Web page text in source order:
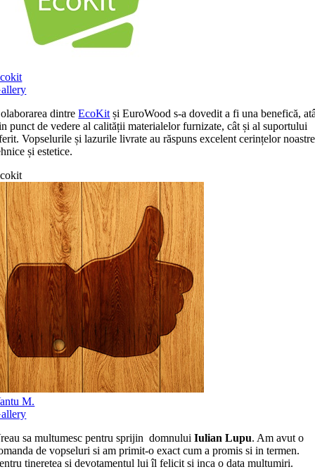
dintreEcoKit și EuroWood s-a dovedit a fi una benefică,
punct de vedere al calității materialelor furnizate, cât și al suportului
Vopselurile și lazurile livrate au răspuns excelent cerințelor noastre
și estetice.
M.
sa multumesc pentru sprijin domnuluiIulian Lupu. Am avut o
de vopseluri si am primit-o exact cum a promis si in termen.
tineretea si devotamentul lui îl felicit si inca o data multumiri.